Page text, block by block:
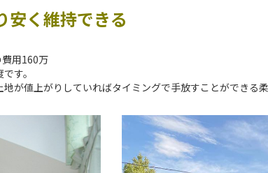
安く維持できる
用160万
す。
が値上がりしていればタイミングで手放すことができる